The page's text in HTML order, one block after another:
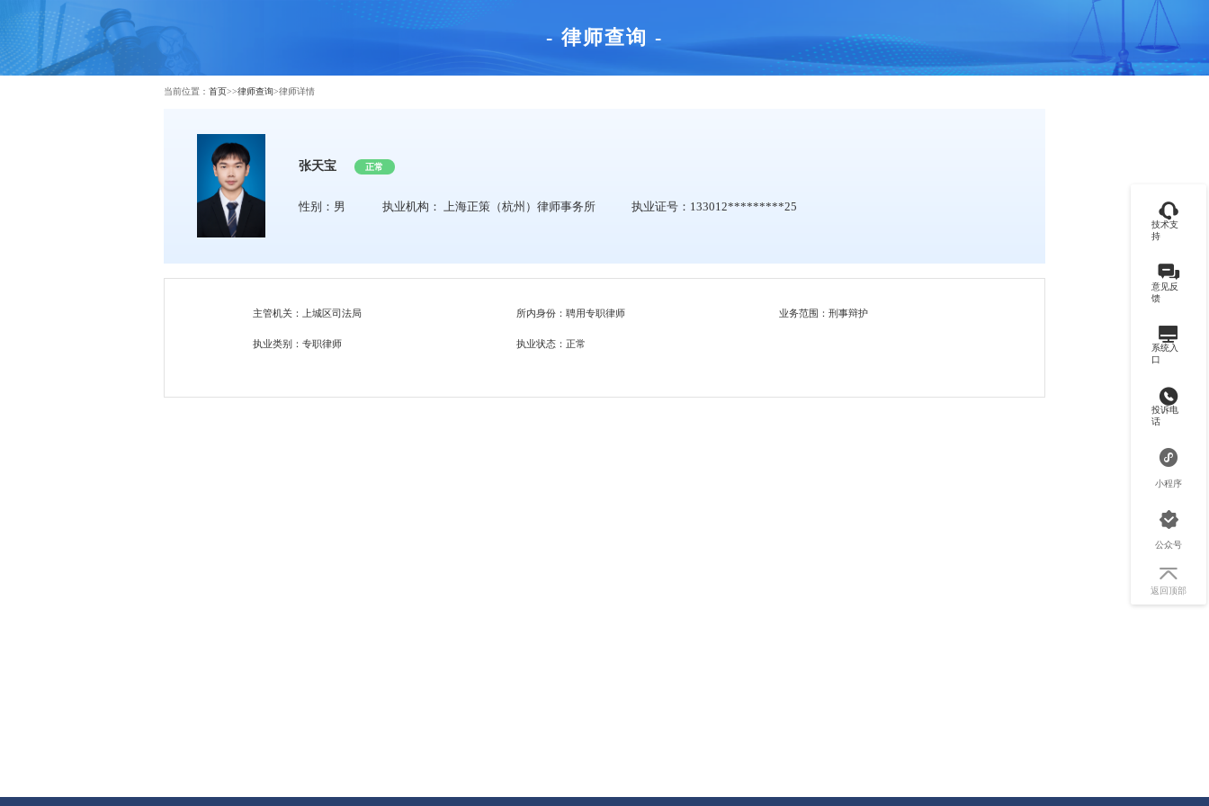
- 律师查询 -
当前位置： 首页>>律师查询>律师详情
张天宝 正常
性别：男 执业机构： 上海正策（杭州）律师事务所 执业证号：133012*********25
主管机关：上城区司法局 所内身份：聘用专职律师 业务范围：刑事辩护
执业类别：专职律师 执业状态：正常
技术支
持
意见反
馈
系统入
口
投诉电
话
小程序
公众号
返回顶部